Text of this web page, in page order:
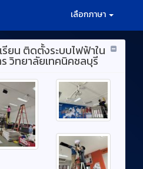
เลือกภาษา
รียน ติดตั้งระบบไฟฟ้าใน
วิทยาลัยเทคนิคชลบุรี